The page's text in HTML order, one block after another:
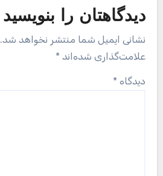
دیدگاهتان را بنویسید
نشانی ایمیل شما منتشر نخواهد شد.
علامت‌گذاری شده‌اند *
دیدگاه *